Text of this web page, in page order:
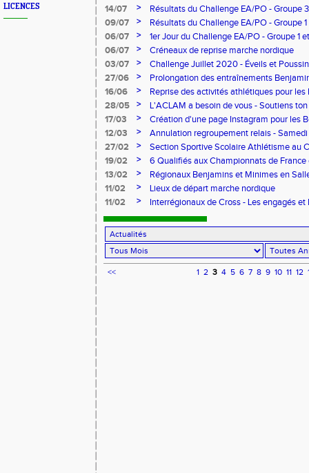
LICENCES
14/07
>
Résultats du Challenge EA/PO - Groupe 3
09/07
>
Résultats du Challenge EA/PO - Groupe
06/07
>
1er Jour du Challenge EA/PO - Groupe 1
06/07
>
Créneaux de reprise marche nordique
03/07
>
Challenge Juillet 2020 - Éveils et
27/06
>
Prolongation des entraînements
16/06
>
Reprise des activités athlétiques pour les
28/05
>
L'ACLAM a besoin de vous - Soutiens
17/03
>
Création d'une page Instagram pour les
12/03
>
Annulation regroupement relais - Samedi
27/02
>
Section Sportive Scolaire Athlétisme au
Dossier d'inscription
19/02 >
6 Qualifiés aux Championnats de France
l’ACLAM
13/02 >
Régionaux Benjamins et Minimes en
11/02
>
Lieux de départ marche nordique
11/02
> Interrégionaux de Cross - Les engagés et
<< 1 2 3 4 5 6 7 8 9 10 11 12